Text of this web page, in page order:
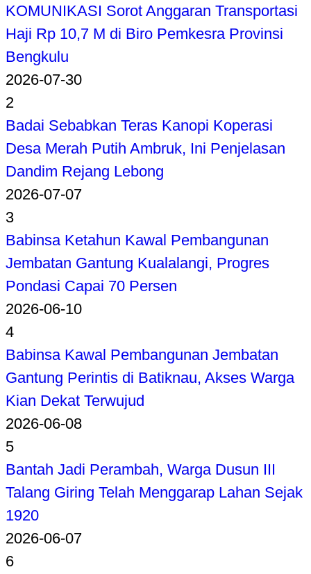
KOMUNIKASI Sorot Anggaran Transportasi
Haji Rp 10,7 M di Biro Pemkesra Provinsi
Bengkulu
2026-07-30
2
Badai Sebabkan Teras Kanopi Koperasi
Desa Merah Putih Ambruk, Ini Penjelasan
Dandim Rejang Lebong
2026-07-07
3
Babinsa Ketahun Kawal Pembangunan
Jembatan Gantung Kualalangi, Progres
Pondasi Capai 70 Persen
2026-06-10
4
Babinsa Kawal Pembangunan Jembatan
Gantung Perintis di Batiknau, Akses Warga
Kian Dekat Terwujud
2026-06-08
5
Bantah Jadi Perambah, Warga Dusun III
Talang Giring Telah Menggarap Lahan Sejak
1920
2026-06-07
6